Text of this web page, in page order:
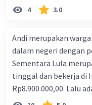
merupakan ciri dari
nomor…. a. 1 dan 3 b.
4 3.0
Andi merupakan
dalam negeri dengan pendapatan
Sementara Lula
tinggal dan bekerja di Indonesia dengan pendapatan
Rp8.900.000,00. Lalu
negara Indonesia